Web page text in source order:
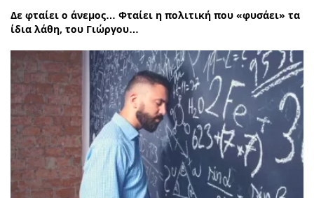
Δε φταίει ο άνεμος… Φταίει η πολιτική που «φυσάει» τα
ίδια λάθη, του Γιώργου…